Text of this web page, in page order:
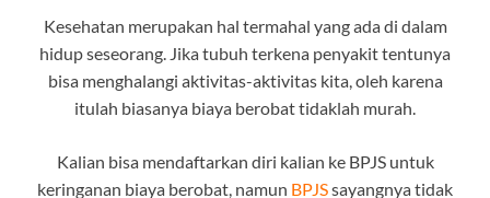
Kesehatan merupakan hal termahal yang ada di dalam
hidup seseorang. Jika tubuh terkena penyakit tentunya
bisa menghalangi aktivitas-aktivitas kita, oleh karena
itulah biasanya biaya berobat tidaklah murah.
Kalian bisa mendaftarkan diri kalian ke BPJS untuk
keringanan biaya berobat, namun BPJSsayangnya tidak